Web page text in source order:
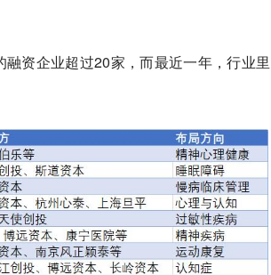
资企业超过20家，而最近一年，行业里